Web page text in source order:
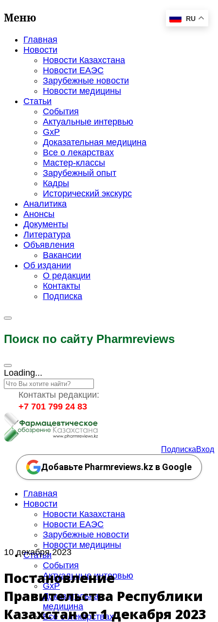
Меню
Главная
Новости
Новости Казахстана
Новости ЕАЭС
Зарубежные новости
Новости медицины
Статьи
События
Актуальные интервью
GxP
Доказательная медицина
Все о лекарствах
Мастер-классы
Зарубежный опыт
Кадры
Исторический экскурс
Аналитика
Анонсы
Документы
Литература
Объявления
Вакансии
Об издании
О редакции
Контакты
Подписка
Поиск по сайту Pharmreviews
Loading...
Контакты редакции:
+7 701 799 24 83
RU
ПодпискаВход
Добавьте Pharmreviews.kz в Google
Главная
Новости
Новости Казахстана
Новости ЕАЭС
Зарубежные новости
Новости медицины
Статьи
События
Актуальные интервью
GxP
Доказательная
медицина
Все о лекарствах
10 декабря 2023
Постановление
Правительства Республики
Казахстан от 1 декабря 2023